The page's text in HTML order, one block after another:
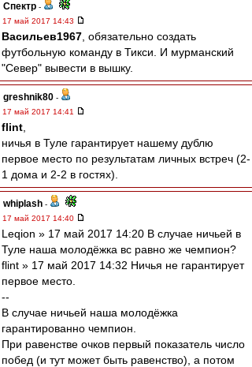
Спектр -
17 май 2017 14:43
Васильев1967 , обязательно создать
футбольную команду в Тикси. И мурманский
"Север" вывести в вышку.
greshnik80 -
17 май 2017 14:41
flint
ничья в Туле гарантирует нашему дублю
первое место по результатам личных встреч (2-
1 дома и 2-2 в гостях).
whiplash -
17 май 2017 14:40
Leqion » 17 май 2017 14:20 В случае ничьей в
Туле наша молодёжка вс равно же чемпион?
flint » 17 май 2017 14:32 Ничья не гарантирует
первое место.
--
В случае ничьей наша молодёжка
гарантированно чемпион.
При равенстве очков первый показатель число
побед (и тут может быть равенство), а потом